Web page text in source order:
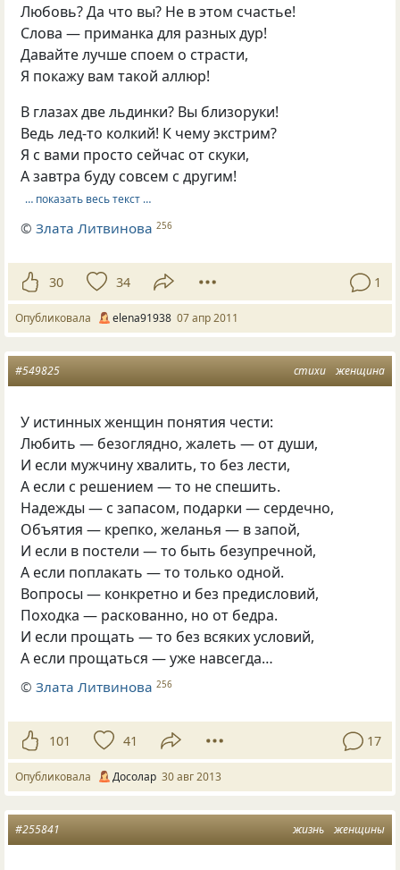
Любовь? Да что вы? Не в этом счастье!
Слова — приманка для разных дур!
Давайте лучше споем о страсти,
Я покажу вам такой аллюр!
В глазах две льдинки? Вы близоруки!
Ведь лед-то колкий! К чему экстрим?
Я с вами просто сейчас от скуки,
А завтра буду совсем с другим!
… показать весь текст …
©Злата Литвинова 256
30 34 1
Опубликовала elena91938 07 апр 2011
стихи женщина
#549825
У истинных женщин понятия чести:
Любить — безоглядно, жалеть — от души,
И если мужчину хвалить, то без лести,
А если с решением — то не спешить.
Надежды — с запасом, подарки — сердечно,
Объятия — крепко, желанья — в запой,
И если в постели — то быть безупречной,
А если поплакать — то только одной.
Вопросы — конкретно и без предисловий,
Походка — раскованно, но от бедра.
И если прощать — то без всяких условий,
А если прощаться — уже навсегда…
©Злата Литвинова 256
101 41 17
Опубликовала Досолар 30 авг 2013
жизнь женщины
#255841